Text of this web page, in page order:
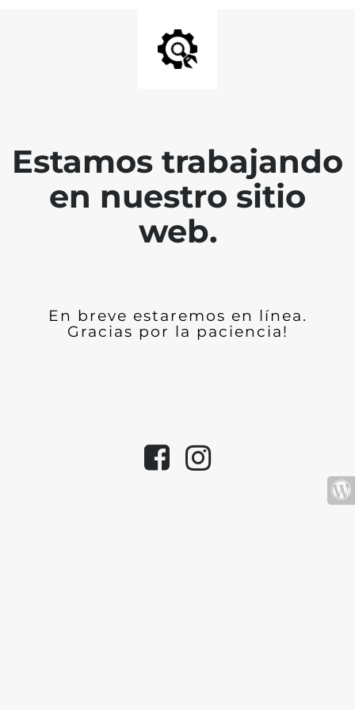
Estamos trabajando
en nuestro sitio
web.
En breve estaremos en línea.
Gracias por la paciencia!